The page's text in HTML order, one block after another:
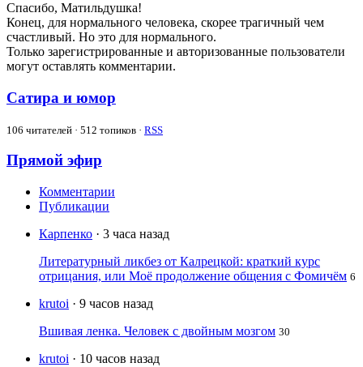
Спасибо, Матильдушка!
Конец, для нормального человека, скорее трагичный чем
счастливый. Но это для нормального.
Только зарегистрированные и авторизованные пользователи
могут оставлять комментарии.
Сатира и юмор
106 читателей · 512 топиков · RSS
Прямой эфир
Комментарии
Публикации
Карпенко · 3 часа назад
Литературный ликбез от Калрецкой: краткий курс
отрицания, или Моё продолжение общения с Фомичём 6
krutoi · 9 часов назад
Вшивая ленка. Человек с двойным мозгом 30
krutoi · 10 часов назад